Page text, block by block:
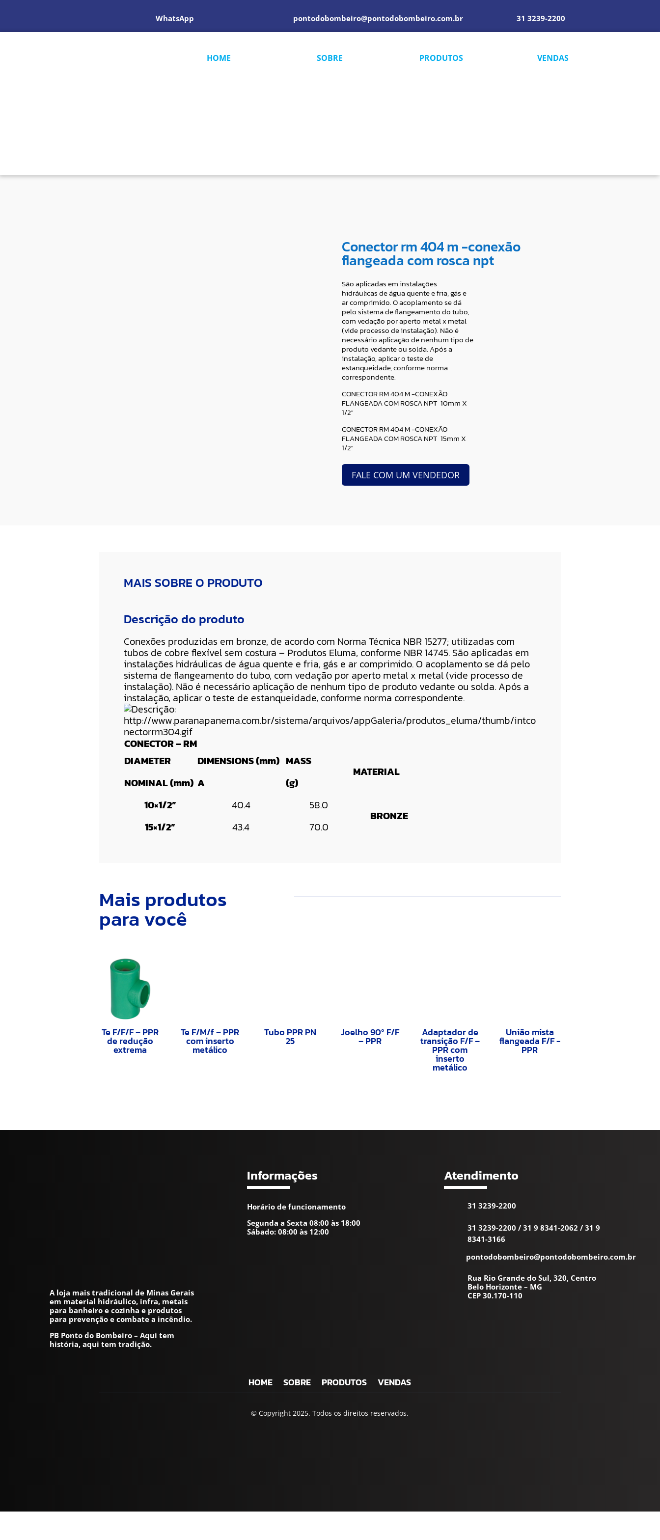
WhatsApp pontodobombeiro@pontodobombeiro.com.br 31 3239-2200
HOME SOBRE PRODUTOS VENDAS
Conector rm 404 m -conexão
flangeada com rosca npt
São aplicadas em instalações
hidráulicas de água quente e fria, gás e
ar comprimido. O acoplamento se dá
pelo sistema de flangeamento do tubo,
com vedação por aperto metal x metal
(vide processo de instalação). Não é
necessário aplicação de nenhum tipo de
produto vedante ou solda. Após a
instalação, aplicar o teste de
estanqueidade, conforme norma
correspondente.
CONECTOR RM 404 M -CONEXÃO
FLANGEADA COM ROSCA NPT 10mm X
1/2″
CONECTOR RM 404 M -CONEXÃO
FLANGEADA COM ROSCA NPT 15mm X
1/2″
FALE COM UM VENDEDOR
MAIS SOBRE O PRODUTO
Descrição do produto
Conexões produzidas em bronze, de acordo com Norma Técnica NBR 15277; utilizadas com
tubos de cobre flexível sem costura – Produtos Eluma, conforme NBR 14745. São aplicadas em
instalações hidráulicas de água quente e fria, gás e ar comprimido. O acoplamento se dá pelo
sistema de flangeamento do tubo, com vedação por aperto metal x metal (vide processo de
instalação). Não é necessário aplicação de nenhum tipo de produto vedante ou solda. Após a
instalação, aplicar o teste de estanqueidade, conforme norma correspondente.
CONECTOR – RM
DIAMETER
DIMENSIONS (mm) MASS
MATERIAL
NOMINAL (mm) A
(g)
10×1/2”
40.4 58.0
BRONZE
15×1/2” 43.4 70.0
Mais produtos
para você
Te F/F/F – PPR
de redução
extrema
Te F/M/f – PPR
com inserto
metálico
Tubo PPR PN
25
Joelho 90º F/F
– PPR
Adaptador de
transição F/F –
PPR com
inserto
metálico
União mista
flangeada F/F -
PPR
A loja mais tradicional de Minas Gerais
em material hidráulico, infra, metais
para banheiro e cozinha e produtos
para prevenção e combate a incêndio.
PB Ponto do Bombeiro – Aqui tem
história, aqui tem tradição.
Informações
Horário de funcionamento
Segunda a Sexta 08:00 às 18:00
Sábado: 08:00 às 12:00
Atendimento
31 3239-2200
31 3239-2200 / 31 9 8341-2062 / 31 9
8341-3166
pontodobombeiro@pontodobombeiro.com.br
Rua Rio Grande do Sul, 320, Centro
Belo Horizonte – MG
CEP 30.170-110
HOME SOBRE PRODUTOS VENDAS
© Copyright 2025. Todos os direitos reservados.